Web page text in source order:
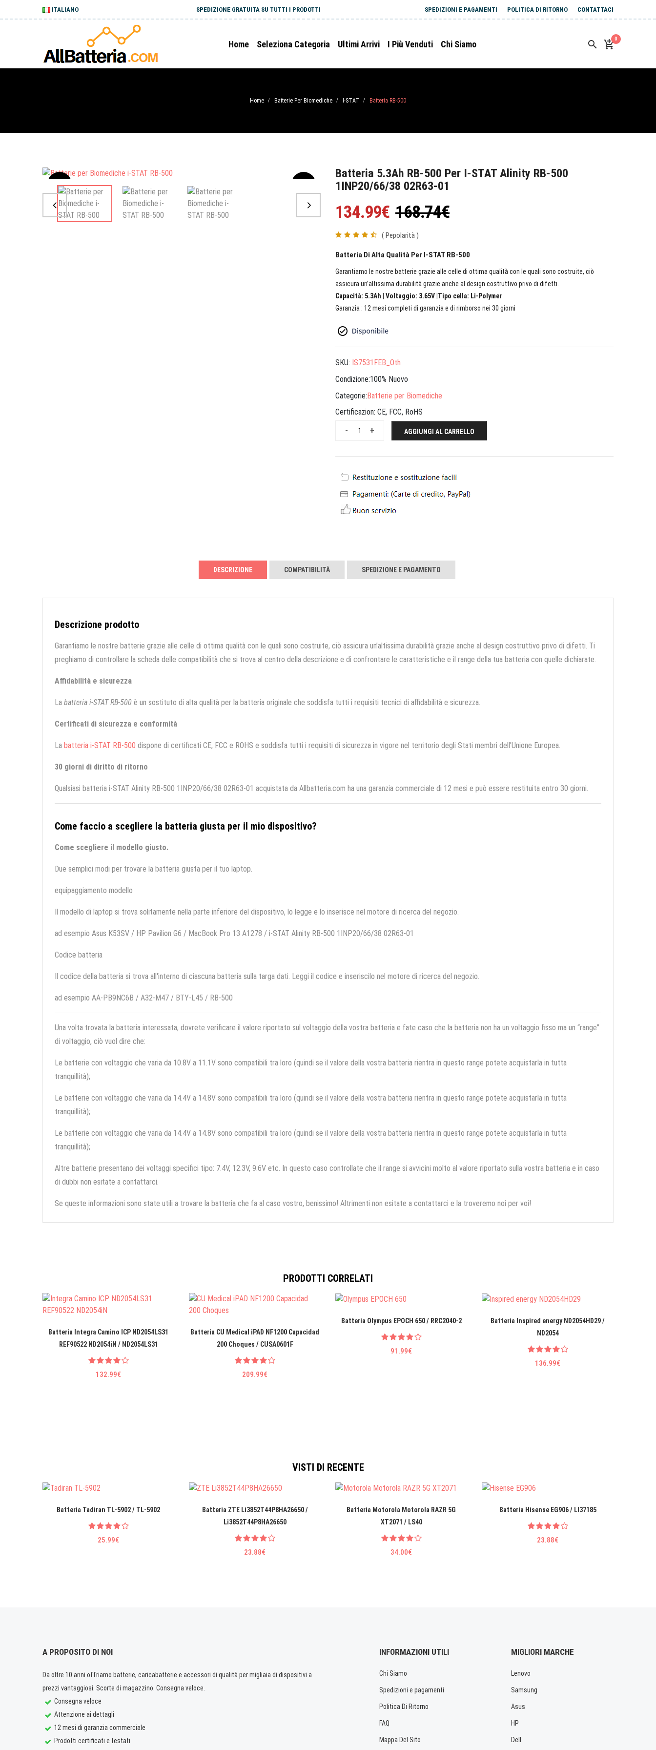
ITALIANO SPEDIZIONE GRATUITA SU TUTTI I PRODOTTI SPEDIZIONI E PAGAMENTI POLITICA DI RITORNO CONTATTACI
Home Seleziona Categoria Ultimi Arrivi I Più Venduti Chi Siamo
0
Home / Batterie Per Biomediche / I-STAT / Batteria RB-500
Sale
Batteria 5.3Ah RB-500 Per I-STAT Alinity RB-500
1INP20/66/38 02R63-01
134.99€ 168.74€
( Pepolarità )
Batteria Di Alta Qualità Per I-STAT RB-500
Garantiamo le nostre batterie grazie alle celle di ottima qualità con le quali sono costruite, ciò
assicura un’altissima durabilità grazie anche al design costruttivo privo di difetti.
Capacità: 5.3Ah | Voltaggio: 3.65V |Tipo cella: Li-Polymer
Garanzia : 12 mesi completi di garanzia e di rimborso nei 30 giorni
SKU: IS7531FEB_Oth
Condizione:100% Nuovo
Categorie:Batterie per Biomediche
Certificazion: CE, FCC, RoHS
+
- AGGIUNGI AL CARRELLO
DESCRIZIONE COMPATIBILITÀ SPEDIZIONE E PAGAMENTO
Descrizione prodotto
Garantiamo le nostre batterie grazie alle celle di ottima qualità con le quali sono costruite, ciò assicura un’altissima durabilità grazie anche al design costruttivo privo di difetti. Ti
preghiamo di controllare la scheda delle compatibilità che si trova al centro della descrizione e di confrontare le caratteristiche e il range della tua batteria con quelle dichiarate.
Affidabilità e sicurezza
La batteria i-STAT RB-500 è un sostituto di alta qualità per la batteria originale che soddisfa tutti i requisiti tecnici di affidabilità e sicurezza.
Certificati di sicurezza e conformità
La batteria i-STAT RB-500 dispone di certificati CE, FCC e ROHS e soddisfa tutti i requisiti di sicurezza in vigore nel territorio degli Stati membri dell'Unione Europea.
30 giorni di diritto di ritorno
Qualsiasi batteria i-STAT Alinity RB-500 1INP20/66/38 02R63-01 acquistata da Allbatteria.com ha una garanzia commerciale di 12 mesi e può essere restituita entro 30 giorni.
Come faccio a scegliere la batteria giusta per il mio dispositivo?
Come scegliere il modello giusto.
Due semplici modi per trovare la batteria giusta per il tuo laptop.
equipaggiamento modello
Il modello di laptop si trova solitamente nella parte inferiore del dispositivo, lo legge e lo inserisce nel motore di ricerca del negozio.
ad esempio Asus K53SV / HP Pavilion G6 / MacBook Pro 13 A1278 / i-STAT Alinity RB-500 1INP20/66/38 02R63-01
Codice batteria
Il codice della batteria si trova all'interno di ciascuna batteria sulla targa dati. Leggi il codice e inseriscilo nel motore di ricerca del negozio.
ad esempio AA-PB9NC6B / A32-M47 / BTY-L45 / RB-500
Una volta trovata la batteria interessata, dovrete verificare il valore riportato sul voltaggio della vostra batteria e fate caso che la batteria non ha un voltaggio fisso ma un “range”
di voltaggio, ciò vuol dire che:
Le batterie con voltaggio che varia da 10.8V a 11.1V sono compatibili tra loro (quindi se il valore della vostra batteria rientra in questo range potete acquistarla in tutta
tranquillità);
Le batterie con voltaggio che varia da 14.4V a 14.8V sono compatibili tra loro (quindi se il valore della vostra batteria rientra in questo range potete acquistarla in tutta
tranquillità);
Le batterie con voltaggio che varia da 14.4V a 14.8V sono compatibili tra loro (quindi se il valore della vostra batteria rientra in questo range potete acquistarla in tutta
tranquillità);
Altre batterie presentano dei voltaggi specifici tipo: 7.4V, 12.3V, 9.6V etc. In questo caso controllate che il range si avvicini molto al valore riportato sulla vostra batteria e in caso
di dubbi non esitate a contattarci.
Se queste informazioni sono state utili a trovare la batteria che fa al caso vostro, benissimo! Altrimenti non esitate a contattarci e la troveremo noi per voi!
PRODOTTI CORRELATI
Batteria Integra Camino ICP ND2054LS31
REF90522 ND2054iN / ND2054LS31
132.99€
Batteria CU Medical iPAD NF1200 Capacidad
200 Choques / CUSA0601F
209.99€
Batteria Olympus EPOCH 650 / RRC2040-2
91.99€
Batteria Inspired energy ND2054HD29 /
ND2054
136.99€
VISTI DI RECENTE
Batteria Tadiran TL-5902 / TL-5902
25.99€
Batteria ZTE Li3852T44P8HA26650 /
Li3852T44P8HA26650
23.88€
Batteria Motorola Motorola RAZR 5G
XT2071 / LS40
34.00€
Batteria Hisense EG906 / LI37185
23.88€
A PROPOSITO DI NOI
Da oltre 10 anni offriamo batterie, caricabatterie e accessori di qualità per migliaia di dispositivi a
prezzi vantaggiosi. Scorte di magazzino. Consegna veloce.
Consegna veloce
Attenzione ai dettagli
12 mesi di garanzia commerciale
Prodotti certificati e testati
INFORMAZIONI UTILI
Chi Siamo
Spedizioni e pagamenti
Politica Di Ritorno
FAQ
Mappa Del Sito
MIGLIORI MARCHE
Lenovo
Samsung
Asus
HP
Dell